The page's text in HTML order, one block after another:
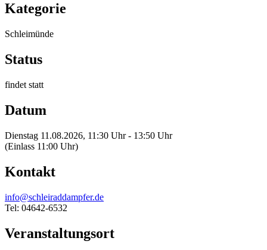
Kategorie
Schleimünde
Status
findet statt
Datum
Dienstag 11.08.2026, 11:30 Uhr - 13:50 Uhr
(Einlass 11:00 Uhr)
Kontakt
info@schleiraddampfer.de
Tel: 04642-6532
Veranstaltungsort